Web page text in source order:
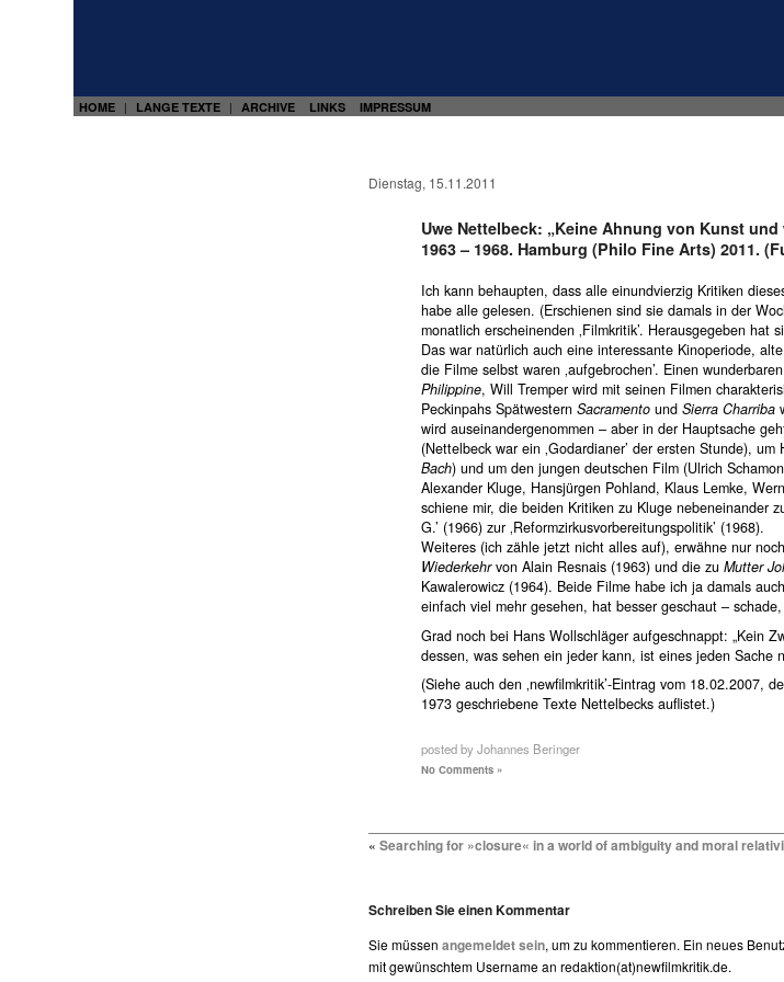
HOME | LANGE TEXTE | ARCHIVE LINKS IMPRESSUM
Dienstag, 15.11.2011
Uwe Nettelbeck: „Keine Ahnung von Kunst
1963 – 1968. Hamburg (Philo Fine Arts) 2011.
Ich kann behaupten, dass alle einundvierzig Kritiken
habe alle gelesen. (Erschienen sind sie damals in der
monatlich erscheinenden ‚Filmkritik’. Herausgegeben hat
Das war natürlich auch eine interessante Kinoperiode,
die Filme selbst waren ‚aufgebrochen’. Einen
Philippine, Will Tremper wird mit seinen Filmen
Peckinpahs Spätwestern Sacramento und Sierra Charriba
wird auseinandergenommen – aber in der Hauptsache
(Nettelbeck war ein ‚Godardianer’ der ersten Stunde), um
Bach) und um den jungen deutschen Film (Ulrich
Alexander Kluge, Hansjürgen Pohland, Klaus Lemke,
schiene mir, die beiden Kritiken zu Kluge nebeneinander
G.’ (1966) zur ‚Reformzirkusvorbereitungspolitik’ (1968).
Weiteres (ich zähle jetzt nicht alles auf), erwähne nur
Wiederkehrvon Alain Resnais (1963) und die zu Mutter
Kawalerowicz (1964). Beide Filme habe ich ja damals
einfach viel mehr gesehen, hat besser geschaut –
Grad noch bei Hans Wollschläger aufgeschnappt: „Kein
dessen, was sehen ein jeder kann, ist eines jeden Sache
(Siehe auch den ‚newfilmkritik’-Eintrag vom 18.02.2007,
1973 geschriebene Texte Nettelbecks auflistet.)
posted by Johannes Beringer
No Comments »
« Searching for »closure« in a world of ambiguity and moral
Schreiben Sie einen Kommentar
Sie müssen angemeldet sein, um zu kommentieren. Ein neues
mit gewünschtem Username an redaktion(at)newfilmkritik.de.